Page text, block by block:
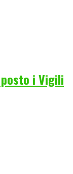
i Vigili